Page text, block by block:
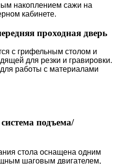
накоплением сажи на
кабинете.
проходная дверь
с грифельным столом и
для резки и гравировки.
работы с материалами
подъема/
стола оснащена одним
шаговым двигателем,